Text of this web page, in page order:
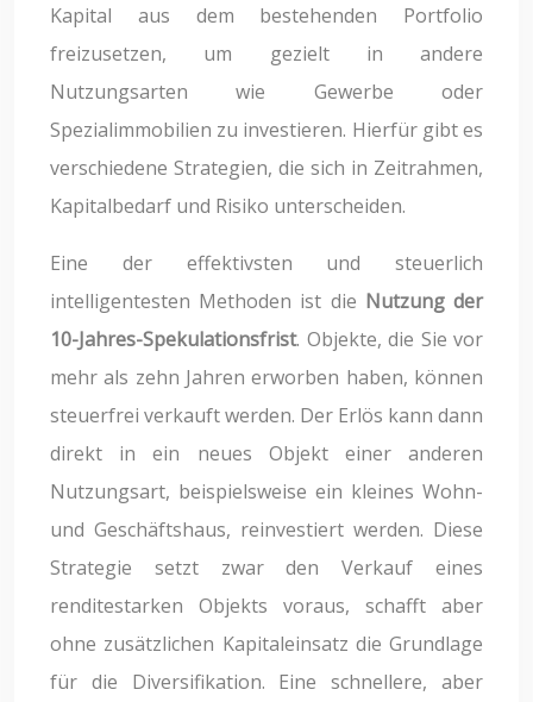
Kapital aus dem bestehenden Portfolio
freizusetzen, um gezielt in andere
Nutzungsarten wie Gewerbe oder
Spezialimmobilien zu investieren. Hierfür gibt es
verschiedene Strategien, die sich in Zeitrahmen,
Kapitalbedarf und Risiko unterscheiden.
Eine der effektivsten und steuerlich
intelligentesten Methoden ist die Nutzung der
10-Jahres-Spekulationsfrist. Objekte, die Sie vor
mehr als zehn Jahren erworben haben, können
steuerfrei verkauft werden. Der Erlös kann dann
direkt in ein neues Objekt einer anderen
Nutzungsart, beispielsweise ein kleines Wohn-
und Geschäftshaus, reinvestiert werden. Diese
Strategie setzt zwar den Verkauf eines
renditestarken Objekts voraus, schafft aber
ohne zusätzlichen Kapitaleinsatz die Grundlage
für die Diversifikation. Eine schnellere, aber